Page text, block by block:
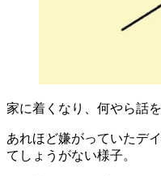
家に着くなり、何やら話
あれほど嫌がっていたデ
てしょうがない様子。